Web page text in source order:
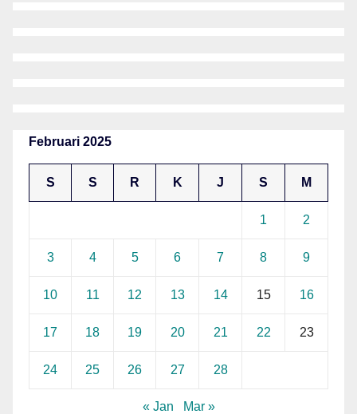
Februari 2025
S S R K J S M
1 2
3 4 5 6 7 8 9
10 11 12 13 14 15 16
17 18 19 20 21 22 23
24 25 26 27 28
« Jan Mar »